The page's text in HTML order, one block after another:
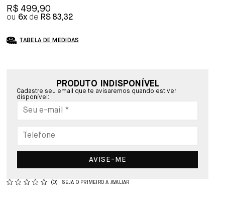
R$ 499,90
6x R$ 83,32
TABELA DE MEDIDAS
PRODUTO INDISPONÍVEL
Cadastre seu email que te avisaremos quando estiver
disponível:
AVISE-ME
(0) SEJA O PRIMEIRO A AVALIAR